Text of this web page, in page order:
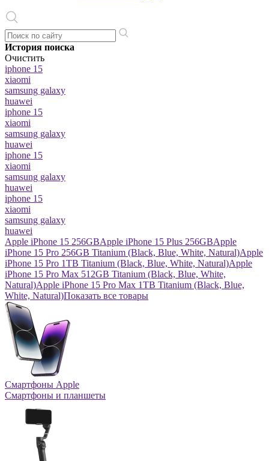
История поиска
Очистить
iphone 15
xiaomi
samsung galaxy
huawei
iphone 15
xiaomi
samsung galaxy
huawei
iphone 15
xiaomi
samsung galaxy
huawei
iphone 15
xiaomi
samsung galaxy
huawei
Apple iPhone 15 256GBApple iPhone 15 Plus 256GBApple
iPhone 15 Pro 256GB Titanium (Black, Blue, White, Natural)Apple
iPhone 15 Pro 1TB Titanium (Black, Blue, White, Natural)Apple
iPhone 15 Pro Max 512GB Titanium (Black, Blue, White,
Natural)Apple iPhone 15 Pro Max 1TB Titanium (Black, Blue,
White, Natural)Показать все товары
Смартфоны Apple
Смартфоны и планшеты